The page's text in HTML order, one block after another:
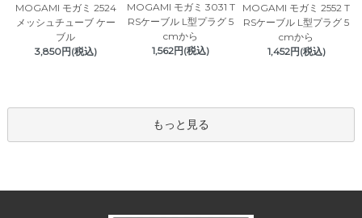
MOGAMI モガミ 2524
メッシュチューブ ケー
ブル
3,850円(税込)
MOGAMI モガミ 3031 T
RSケーブル L型プラグ 5
cmから
1,562円(税込)
MOGAMI モガミ 2552 T
RSケーブル L型プラグ 5
cmから
1,452円(税込)
もっと見る